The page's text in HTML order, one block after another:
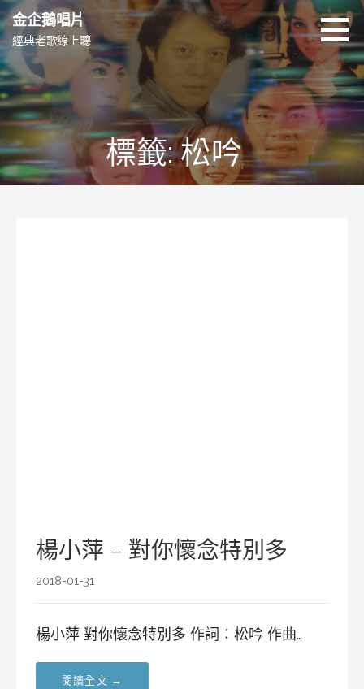
跳
至
主
要
內
容
金企鵝唱片
經典老歌線上聽
標籤: 松吟
楊小萍 – 對你懷念特別多
2018-01-31
楊小萍 對你懷念特別多 作詞：松吟 作曲…
閱讀全文 →